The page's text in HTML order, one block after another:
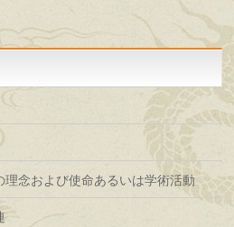
念および使命あるいは学術活動